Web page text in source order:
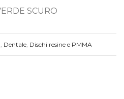
SCURO
, Dentale, Dischi resine e PMMA